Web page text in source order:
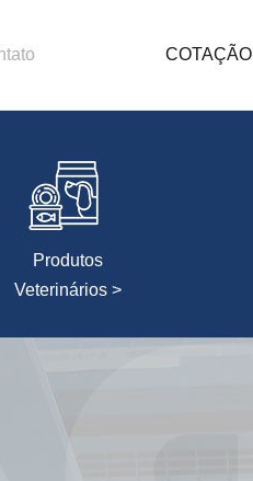
COTAÇÃO
Produtos
Veterinários >